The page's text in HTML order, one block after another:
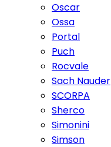
Oscar
Ossa
Portal
Puch
Rocvale
Sach Nauder
SCORPA
Sherco
Simonini
Simson